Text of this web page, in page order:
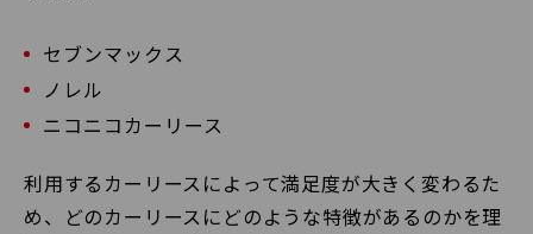
セブンマックス
ノレル
ニコニコカーリース
利用するカーリースによって満足度が大きく変わるた
め、どのカーリースにどのような特徴があるのかを理